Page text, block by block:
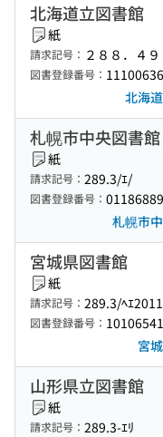
北海道立図書館
紙
請求記号： ２８８．４
図書登録番号：
北海
札幌市中央図書館
紙
請求記号： 289.3/ｴ/
図書登録番号：
札幌市
宮城県図書館
紙
請求記号： 289.3/ﾍｴ
図書登録番号：
宮
山形県立図書館
紙
請求記号： 289.3-ｴﾘ